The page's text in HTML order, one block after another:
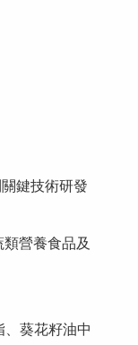
鍵技術研發
營養食品及
葵花籽油中